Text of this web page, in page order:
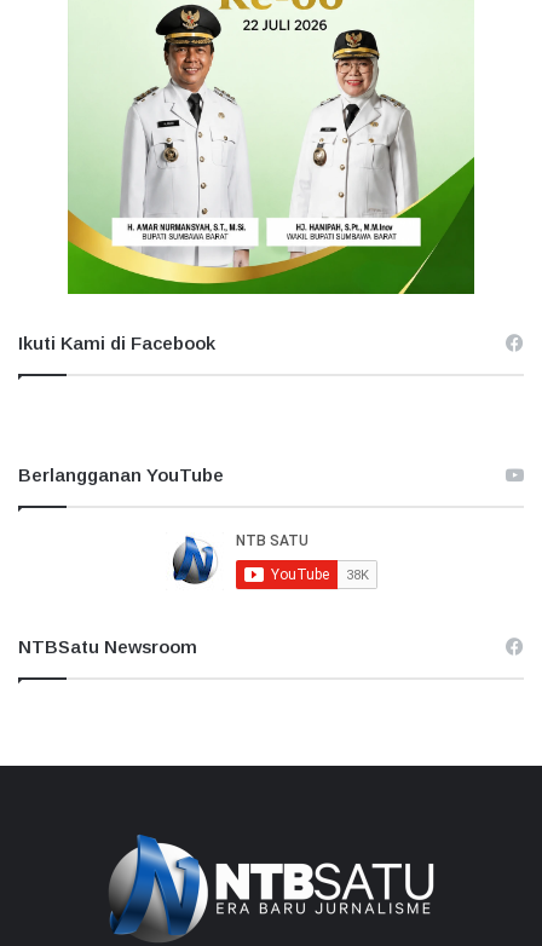
Ikuti Kami di Facebook
Berlangganan YouTube
NTBSatu Newsroom